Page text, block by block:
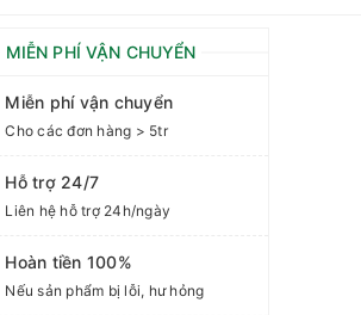
MIỄN PHÍ VẬN CHUYỂN
Miễn phí vận chuyển
Cho các đơn hàng > 5tr
Hỗ trợ 24/7
Liên hệ hỗ trợ 24h/ngày
Hoàn tiền 100%
Nếu sản phẩm bị lỗi, hư hỏng